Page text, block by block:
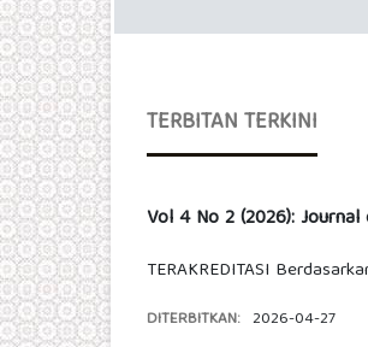
TERBITAN TERKINI
Vol 4 No 2 (2026):
TERAKREDITASI
DITERBITKAN: 2026-04-27